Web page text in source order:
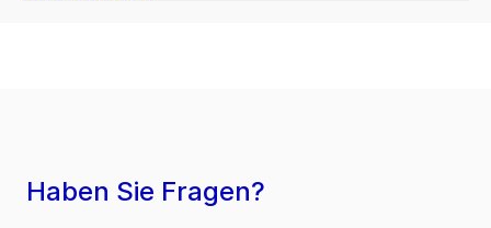
Haben Sie Fragen?